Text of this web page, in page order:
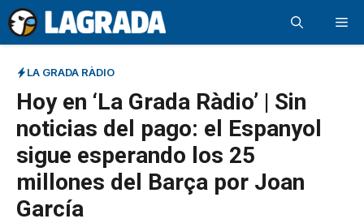
Saltar
al
contenido
LA GRADA RÀDIO
Hoy en ‘La Grada Ràdio’ | Sin
noticias del pago: el Espanyol
sigue esperando los 25
millones del Barça por Joan
García